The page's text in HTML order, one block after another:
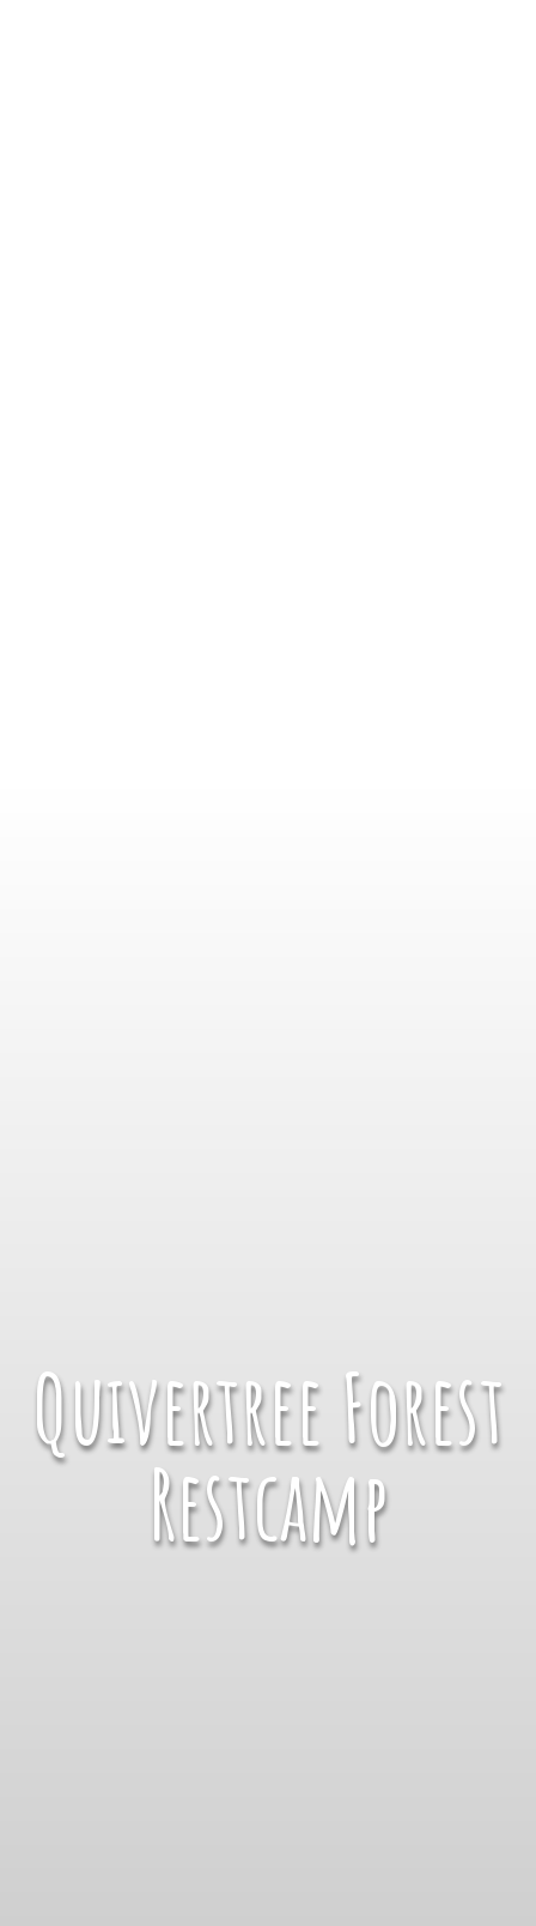
Quivertree Forest
Restcamp